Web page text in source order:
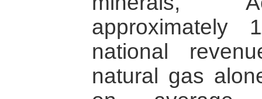
national
natural gas